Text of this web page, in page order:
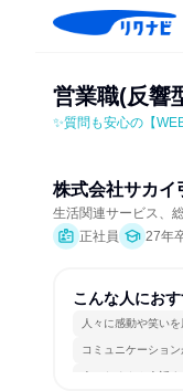
営業職(反響
✨質問も安心の【
株式会社サカイ
生活関連サービス、
正社員
27年
こんな人にお
人々に感動や笑い
コミュニケーション
人とたくさん会話す